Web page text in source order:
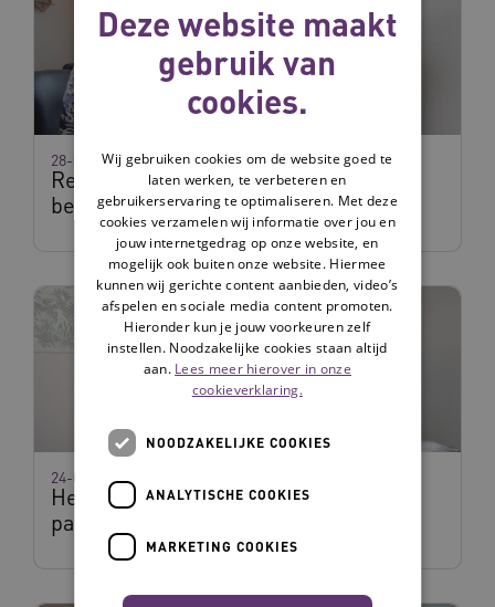
Reablement laten slagen: klein
beginnen
28-07-2026
Het herkennen en erkennen van de
palliatieve fase
24-07-2026
Deze website maakt
gebruik van
cookies.
Wij gebruiken cookies om de website goed te
laten werken, te verbeteren en
gebruikerservaring te optimaliseren. Met deze
cookies verzamelen wij informatie over jou en
jouw internetgedrag op onze website, en
mogelijk ook buiten onze website. Hiermee
kunnen wij gerichte content aanbieden, video’s
afspelen en sociale media content promoten.
Hieronder kun je jouw voorkeuren zelf
instellen. Noodzakelijke cookies staan altijd
aan. Lees meer hierover in onze
cookieverklaring.
NOODZAKELIJKE COOKIES
ANALYTISCHE COOKIES
MARKETING COOKIES